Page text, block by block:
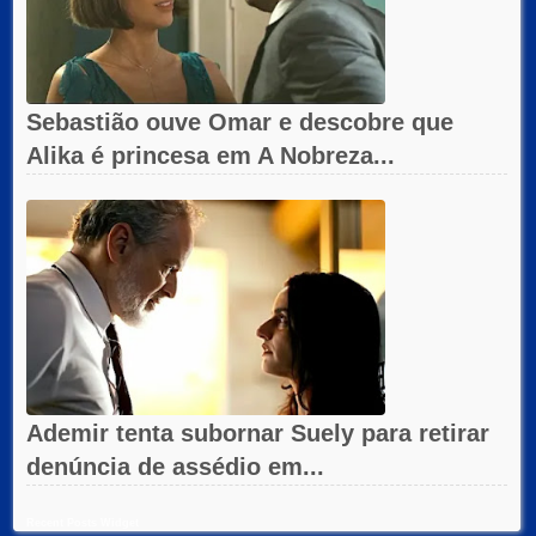
Sebastião ouve Omar e descobre que
Alika é princesa em A Nobreza...
Ademir tenta subornar Suely para retirar
denúncia de assédio em...